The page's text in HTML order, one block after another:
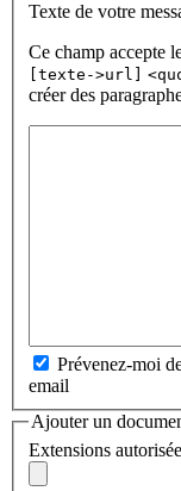
Texte de votre
Ce champ accepte
[texte->url]
créer des
Prévenez-moi
email
Ajouter un
Extensions